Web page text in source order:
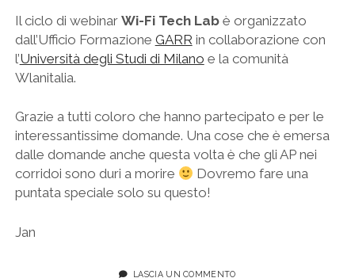
Il ciclo di webinar Wi-Fi Tech Labè organizzato
dall’Ufficio Formazione GARR in collaborazione con
l’Università degli Studi di Milano e la comunità
Wlanitalia.
Grazie a tutti coloro che hanno partecipato e per le
interessantissime domande. Una cose che è emersa
dalle domande anche questa volta è che gli AP nei
corridoi sono duri a morire
Dovremo fare una
puntata speciale solo su questo!
Jan
LASCIA UN COMMENTO